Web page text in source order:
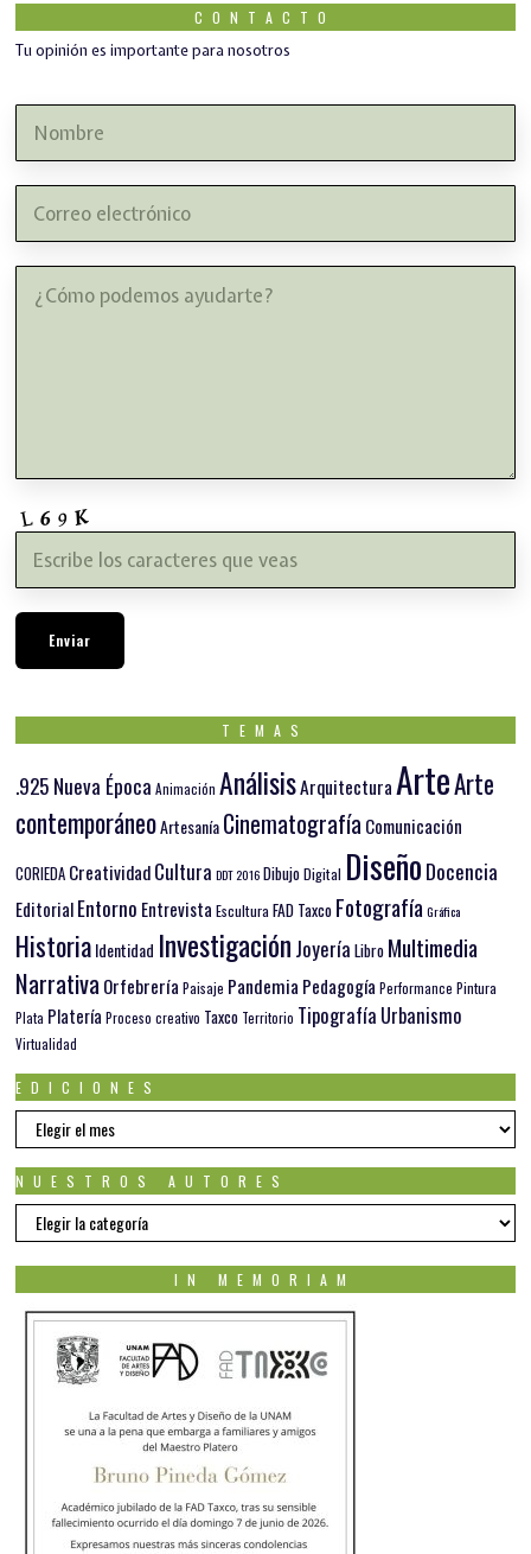
CONTACTO
Tu opinión es importante para nosotros
TEMAS
.925 Nueva Época Animación AnálisisArquitecturaArteArte
contemporáneoArtesaníaCinematografía Comunicación
CORIEDA CreatividadCultura DDT 2016 DibujoDigital DiseñoDocencia
EditorialEntorno Entrevista EsculturaFAD Taxco Fotografía Gráfica
HistoriaIdentidad Investigación Joyería Libro Multimedia
Narrativa Orfebrería Paisaje Pandemia Pedagogía Performance Pintura
Plata Platería Proceso creativo Taxco Territorio Tipografía Urbanismo
Virtualidad
EDICIONES
EDICIONES
NUESTROS AUTORES
Nuestros
autores
IN MEMORIAM